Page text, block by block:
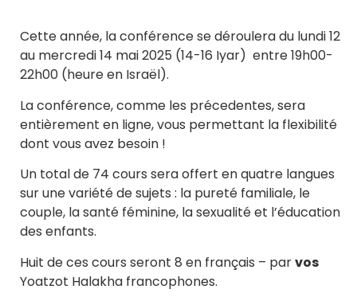
Cette année, la conférence se déroulera du lundi 12
au mercredi 14 mai 2025 (14-16 Iyar) entre 19h00-
22h00 (heure en Israël).
La conférence, comme les précedentes, sera
entièrement en ligne, vous permettant la flexibilité
dont vous avez besoin !
Un total de 74 cours sera offert en quatre langues
sur une variété de sujets : la pureté familiale, le
couple, la santé féminine, la sexualité et l’éducation
des enfants.
Huit de ces cours seront 8 en français – parvos
Yoatzot Halakha francophones.